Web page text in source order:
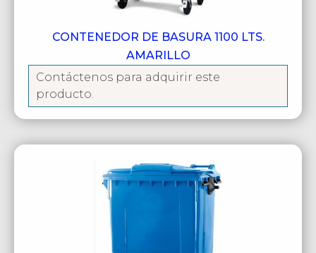
CONTENEDOR DE BASURA 1100 LTS.
AMARILLO
Contáctenos para adquirir este
producto.